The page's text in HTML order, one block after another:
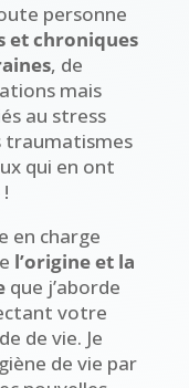
personne
et chroniques
, de
mais
au stress
traumatismes
qui en ont
en charge
l’origine et la
que j’aborde
votre
de vie. Je
de vie par